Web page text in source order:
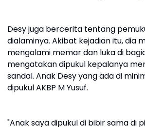
Desy juga bercerita tentang
dialaminya. Akibat kejadian itu, dia
mengalami memar dan luka di
mengatakan dipukul kepalanya
sandal. Anak Desy yang ada di
dipukul AKBP M Yusuf.
"Anak saya dipukul di bibir sama di